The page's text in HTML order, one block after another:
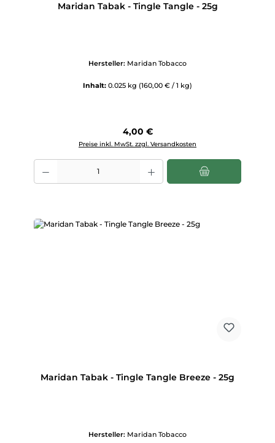
Maridan Tabak - Tingle Tangle - 25g
Hersteller: Maridan Tobacco
Inhalt: 0.025 kg (160,00 € / 1 kg)
Regulärer Preis:
4,00 €
Preise inkl. MwSt. zzgl. Versandkosten
Produkt Anzahl: Gib den gewünschten Wert ein oder benutze die
Maridan Tabak - Tingle Tangle Breeze - 25g
Hersteller: Maridan Tobacco